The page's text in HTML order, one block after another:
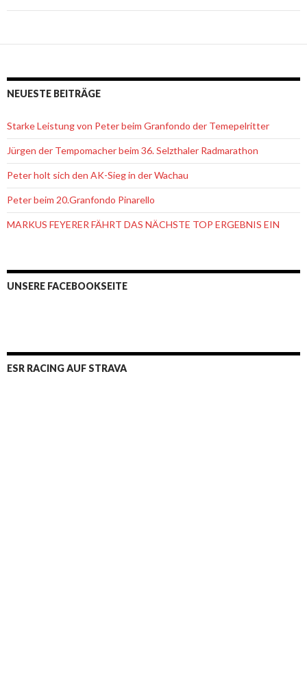
NEUESTE BEITRÄGE
Starke Leistung von Peter beim Granfondo der Temepelritter
Jürgen der Tempomacher beim 36. Selzthaler Radmarathon
Peter holt sich den AK-Sieg in der Wachau
Peter beim 20.Granfondo Pinarello
MARKUS FEYERER FÄHRT DAS NÄCHSTE TOP ERGEBNIS EIN
UNSERE FACEBOOKSEITE
ESR RACING AUF STRAVA